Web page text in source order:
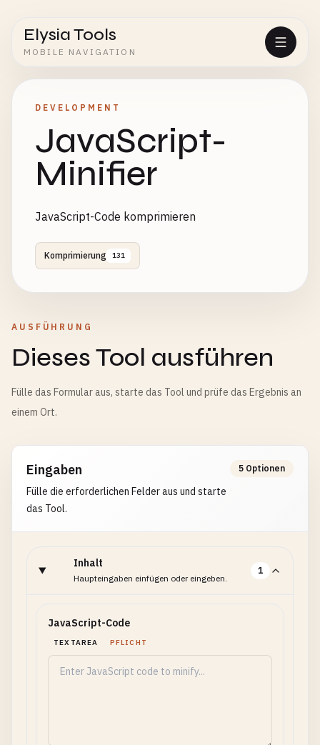
Elysia Tools
MOBILE NAVIGATION
DEVELOPMENT
JavaScript-
Minifier
JavaScript-Code komprimieren
Komprimierung 131
AUSFÜHRUNG
Dieses Tool ausführen
Fülle das Formular aus, starte das Tool und prüfe das Ergebnis an
einem Ort.
Eingaben
Fülle die erforderlichen Felder aus und starte
das Tool.
5 Optionen
Inhalt
Haupteingaben einfügen oder eingeben.
1
JavaScript-Code
TEXTAREA PFLICHT